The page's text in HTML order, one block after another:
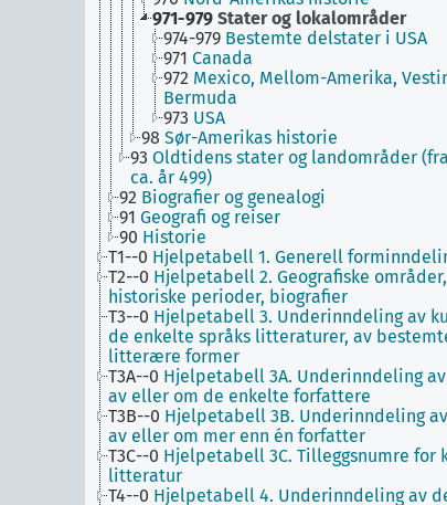
971-979 Stater og lokalområder
974-979 Bestemte delstater i USA
971 Canada
972 Mexico, Mellom-Amerika,
Bermuda
973 USA
98 Sør-Amerikas historie
93 Oldtidens stater og landområder
ca. år 499)
92 Biografier og genealogi
91 Geografi og reiser
90 Historie
T1--0 Hjelpetabell 1. Generell
T2--0 Hjelpetabell 2. Geografiske områder,
historiske perioder, biografier
T3--0 Hjelpetabell 3. Underinndeling av
de enkelte språks litteraturer, av
litterære former
T3A--0 Hjelpetabell 3A. Underinndeling
av eller om de enkelte forfattere
T3B--0 Hjelpetabell 3B. Underinndeling
av eller om mer enn én forfatter
T3C--0 Hjelpetabell 3C. Tilleggsnumre for
litteratur
T4--0 Hjelpetabell 4. Underinndeling av